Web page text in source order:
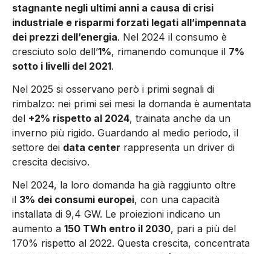
stagnante negli ultimi anni a causa di crisi
industriale e risparmi forzati legati all’impennata
dei prezzi dell’energia. Nel 2024 il consumo è
cresciuto solo dell’1%, rimanendo comunque il 7%
sotto i livelli del 2021.
Nel 2025 si osservano però i primi segnali di
rimbalzo: nei primi sei mesi la domanda è aumentata
del +2% rispetto al 2024, trainata anche da un
inverno più rigido. Guardando al medio periodo, il
settore dei data center rappresenta un driver di
crescita decisivo.
Nel 2024, la loro domanda ha già raggiunto oltre
il 3% dei consumi europei, con una capacità
installata di 9,4 GW. Le proiezioni indicano un
aumento a 150 TWh entro il 2030, pari a più del
170% rispetto al 2022. Questa crescita, concentrata